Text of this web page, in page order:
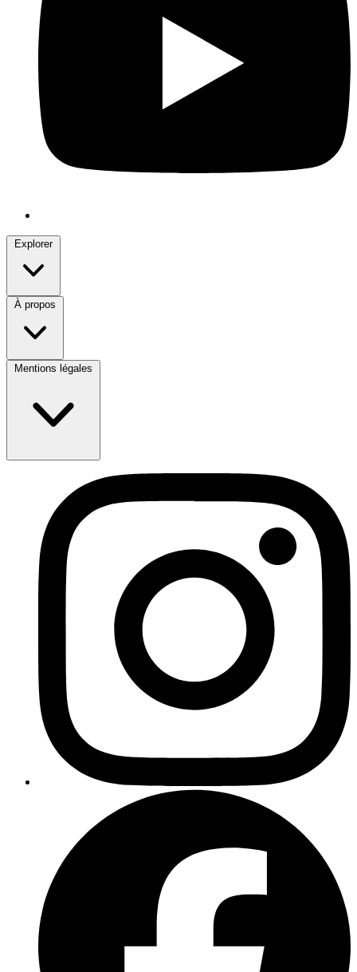
Explorer
À propos
Mentions légales